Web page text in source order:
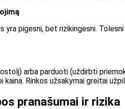
yra pigesni, bet rizikingesni.
arba parduoti (uždirbti
kaina. Rinkos užsakymai greitai
pranašumai ir rizika